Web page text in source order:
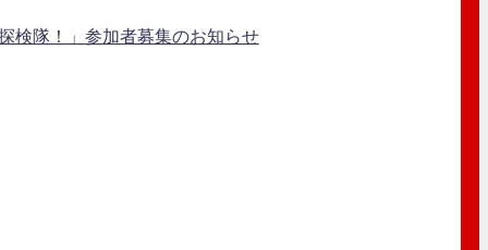
検隊！」参加者募集のお知らせ